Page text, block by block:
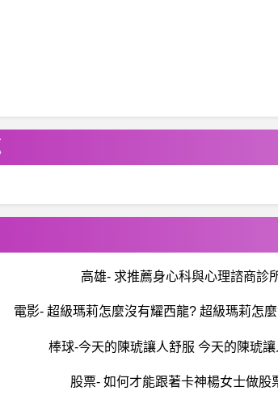
高雄- 求推薦身心科與心理諮商診
電影- 超級瑪莉怎麼沒有耀西龍? 超級瑪莉怎
棒球-今天的陳琥讓人舒服 今天的陳琥讓
股票- 如何才能跟著卡神楊女士做股